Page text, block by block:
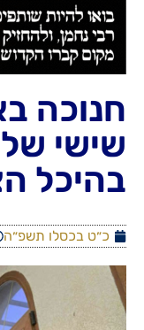
חנוכה
שישי
בהיכל
כ״ט בכסלו תשפ״ה